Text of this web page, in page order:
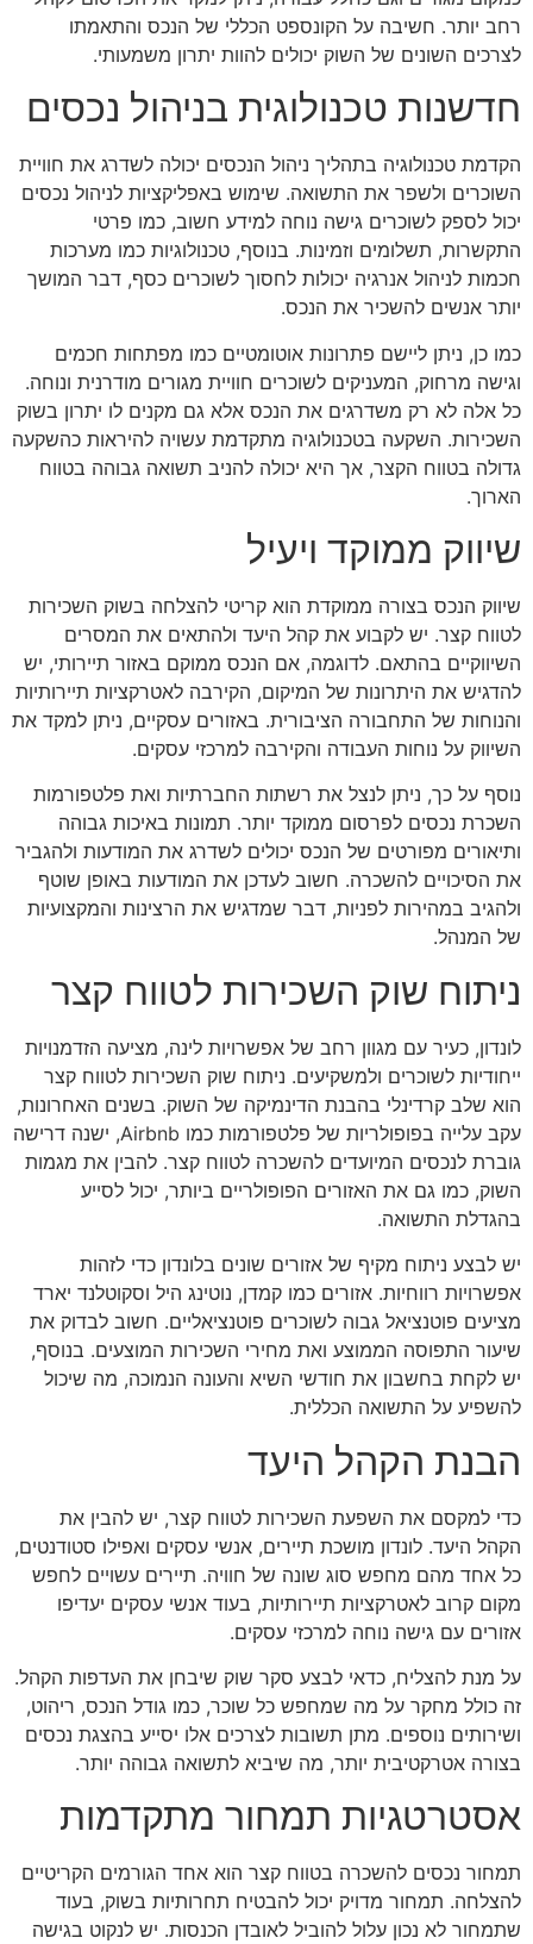
רחב יותר. חשיבה על הקונספט הכללי של הנכס והתאמתו
לצרכים השונים של השוק יכולים להוות יתרון משמעותי.
חדשנות טכנולוגית בניהול נכסים
הקדמת טכנולוגיה בתהליך ניהול הנכסים יכולה לשדרג את חוויית
השוכרים ולשפר את התשואה. שימוש באפליקציות לניהול נכסים
יכול לספק לשוכרים גישה נוחה למידע חשוב, כמו פרטי
התקשרות, תשלומים וזמינות. בנוסף, טכנולוגיות כמו מערכות
חכמות לניהול אנרגיה יכולות לחסוך לשוכרים כסף, דבר המושך
יותר אנשים להשכיר את הנכס.
כמו כן, ניתן ליישם פתרונות אוטומטיים כמו מפתחות חכמים
וגישה מרחוק, המעניקים לשוכרים חוויית מגורים מודרנית ונוחה.
כל אלה לא רק משדרגים את הנכס אלא גם מקנים לו יתרון בשוק
השכירות. השקעה בטכנולוגיה מתקדמת עשויה להיראות כהשקעה
גדולה בטווח הקצר, אך היא יכולה להניב תשואה גבוהה בטווח
הארוך.
שיווק ממוקד ויעיל
שיווק הנכס בצורה ממוקדת הוא קריטי להצלחה בשוק השכירות
לטווח קצר. יש לקבוע את קהל היעד ולהתאים את המסרים
השיווקיים בהתאם. לדוגמה, אם הנכס ממוקם באזור תיירותי, יש
להדגיש את היתרונות של המיקום, הקירבה לאטרקציות תיירותיות
והנוחות של התחבורה הציבורית. באזורים עסקיים, ניתן למקד את
השיווק על נוחות העבודה והקירבה למרכזי עסקים.
נוסף על כך, ניתן לנצל את רשתות החברתיות ואת פלטפורמות
השכרת נכסים לפרסום ממוקד יותר. תמונות באיכות גבוהה
ותיאורים מפורטים של הנכס יכולים לשדרג את המודעות ולהגביר
את הסיכויים להשכרה. חשוב לעדכן את המודעות באופן שוטף
ולהגיב במהירות לפניות, דבר שמדגיש את הרצינות והמקצועיות
של המנהל.
ניתוח שוק השכירות לטווח קצר
לונדון, כעיר עם מגוון רחב של אפשרויות לינה, מציעה הזדמנויות
ייחודיות לשוכרים ולמשקיעים. ניתוח שוק השכירות לטווח קצר
הוא שלב קרדינלי בהבנת הדינמיקה של השוק. בשנים האחרונות,
עקב עלייה בפופולריות של פלטפורמות כמו Airbnb, ישנה דרישה
גוברת לנכסים המיועדים להשכרה לטווח קצר. להבין את מגמות
השוק, כמו גם את האזורים הפופולריים ביותר, יכול לסייע
בהגדלת התשואה.
יש לבצע ניתוח מקיף של אזורים שונים בלונדון כדי לזהות
אפשרויות רווחיות. אזורים כמו קמדן, נוטינג היל וסקוטלנד יארד
מציעים פוטנציאל גבוה לשוכרים פוטנציאליים. חשוב לבדוק את
שיעור התפוסה הממוצע ואת מחירי השכירות המוצעים. בנוסף,
יש לקחת בחשבון את חודשי השיא והעונה הנמוכה, מה שיכול
להשפיע על התשואה הכללית.
הבנת הקהל היעד
כדי למקסם את השפעת השכירות לטווח קצר, יש להבין את
הקהל היעד. לונדון מושכת תיירים, אנשי עסקים ואפילו סטודנטים,
כל אחד מהם מחפש סוג שונה של חוויה. תיירים עשויים לחפש
מקום קרוב לאטרקציות תיירותיות, בעוד אנשי עסקים יעדיפו
אזורים עם גישה נוחה למרכזי עסקים.
על מנת להצליח, כדאי לבצע סקר שוק שיבחן את העדפות הקהל.
זה כולל מחקר על מה שמחפש כל שוכר, כמו גודל הנכס, ריהוט,
ושירותים נוספים. מתן תשובות לצרכים אלו יסייע בהצגת נכסים
בצורה אטרקטיבית יותר, מה שיביא לתשואה גבוהה יותר.
אסטרטגיות תמחור מתקדמות
תמחור נכסים להשכרה בטווח קצר הוא אחד הגורמים הקריטיים
להצלחה. תמחור מדויק יכול להבטיח תחרותיות בשוק, בעוד
שתמחור לא נכון עלול להוביל לאובדן הכנסות. יש לנקוט בגישה